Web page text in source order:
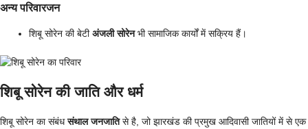
अन्य परिवारजन
शिबू सोरेन की बेटीअंजली सोरेनभी सामाजिक कार्यों में सक्रिय हैं।
शिबू सोरेन की जाति और धर्म
शिबू सोरेन का संबंधसंथाल जनजातिसे है, जो झारखंड की प्रमुख आदिवासी जातियों में से एक